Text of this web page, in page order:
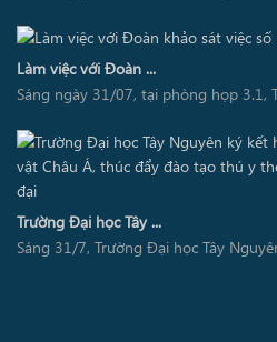
Làm việc với Đoàn ...
Sáng ngày 31/07, tại phòng họp 3.1,
Trường Đại học Tây ...
Sáng 31/7, Trường Đại học Tây